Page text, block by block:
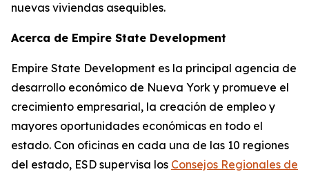
nuevas viviendas asequibles.
Acerca de Empire State Development
Empire State Development es la principal agencia de
desarrollo económico de Nueva York y promueve el
crecimiento empresarial, la creación de empleo y
mayores oportunidades económicas en todo el
estado. Con oficinas en cada una de las 10 regiones
del estado, ESD supervisa los Consejos Regionales de